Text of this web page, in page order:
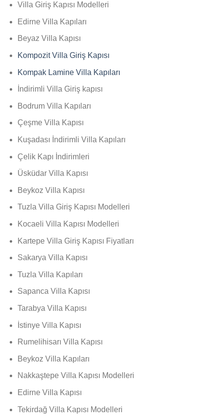
Villa Giriş Kapısı Modelleri
Edirne Villa Kapıları
Beyaz Villa Kapısı
Kompozit Villa Giriş Kapısı
Kompak Lamine Villa Kapıları
İndirimli Villa Giriş kapısı
Bodrum Villa Kapıları
Çeşme Villa Kapısı
Kuşadası İndirimli Villa Kapıları
Çelik Kapı İndirimleri
Üsküdar Villa Kapısı
Beykoz Villa Kapısı
Tuzla Villa Giriş Kapısı Modelleri
Kocaeli Villa Kapısı Modelleri
Kartepe Villa Giriş Kapısı Fiyatları
Sakarya Villa Kapısı
Tuzla Villa Kapıları
Sapanca Villa Kapısı
Tarabya Villa Kapısı
İstinye Villa Kapısı
Rumelihisarı Villa Kapısı
Beykoz Villa Kapıları
Nakkaştepe Villa Kapısı Modelleri
Edirne Villa Kapısı
Tekirdağ Villa Kapısı Modelleri